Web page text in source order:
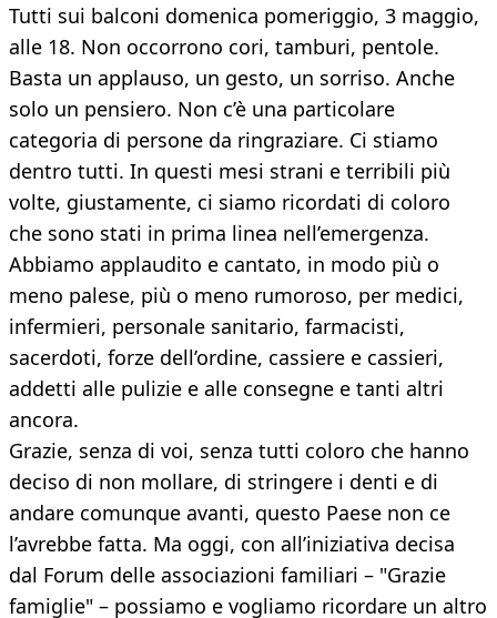
Tutti sui balconi domenica pomeriggio, 3 maggio,
alle 18. Non occorrono cori, tamburi, pentole.
Basta un applauso, un gesto, un sorriso. Anche
solo un pensiero. Non c’è una particolare
categoria di persone da ringraziare. Ci stiamo
dentro tutti. In questi mesi strani e terribili più
volte, giustamente, ci siamo ricordati di coloro
che sono stati in prima linea nell’emergenza.
Abbiamo applaudito e cantato, in modo più o
meno palese, più o meno rumoroso, per medici,
infermieri, personale sanitario, farmacisti,
sacerdoti, forze dell’ordine, cassiere e cassieri,
addetti alle pulizie e alle consegne e tanti altri
ancora.
Grazie, senza di voi, senza tutti coloro che hanno
deciso di non mollare, di stringere i denti e di
andare comunque avanti, questo Paese non ce
l’avrebbe fatta. Ma oggi, con all’iniziativa decisa
dal Forum delle associazioni familiari – "Grazie
famiglie" – possiamo e vogliamo ricordare un altro